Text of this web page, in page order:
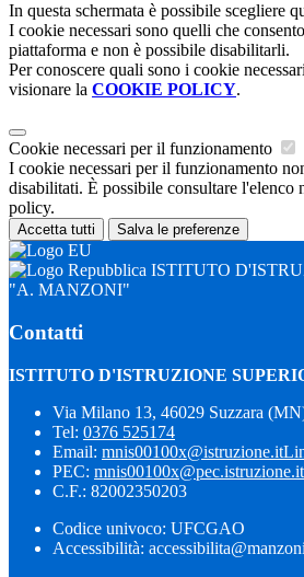
In questa schermata è possibile scegliere
I cookie necessari sono quelli che
piattaforma e non è possibile disabilitarli.
Per conoscere quali sono i cookie
visionare la COOKIE POLICY.
Cookie necessari per il funzionamento
I cookie necessari per il funzionamento
disabilitati. È possibile consultare l'elenco
policy.
Accetta tutti Salva le preferenze
ISTITUTO
"A. MANZONI"
Contatti
ISTITUTO D'ISTRUZIONE
Via Milano 13, 46029 Suzzara
Tel: 0376 525174
Email: mnis00100x@istruzione.it
PEC: mnis00100x@pec.istruzione.it
C.F.: 82002350203
Codice univoco: UFCGAO
Accessibilità: